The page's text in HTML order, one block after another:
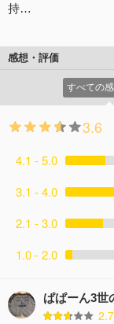
持…
感想・評価
すべての
3.6
4.1 - 5.0
3.1 - 4.0
2.1 - 3.0
1.0 - 2.0
ぱぱーん3世
2.7